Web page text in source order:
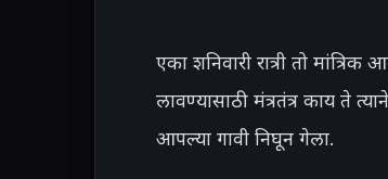
एका शनिवारी रात्री तो
लावण्यासाठी मंत्रतंत्र काय
आपल्या गावी निघून गेला.